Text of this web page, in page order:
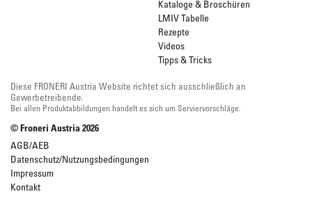
Kataloge & Broschüren
LMIV Tabelle
Rezepte
Videos
Tipps & Tricks
Diese FRONERI Austria Website richtet sich ausschließlich an
Gewerbetreibende.
Bei allen Produktabbildungen handelt es sich um Serviervorschläge.
© Froneri Austria2026
AGB/AEB
Datenschutz/Nutzungsbedingungen
Impressum
Kontakt